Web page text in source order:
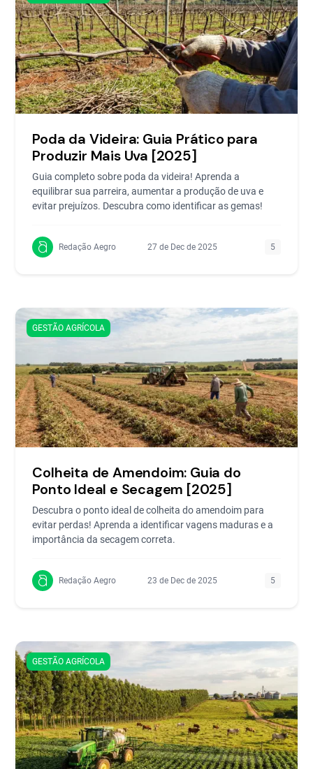
Poda da Videira: Guia Prático para
Produzir Mais Uva [2025]
Guia completo sobre poda da videira! Aprenda a
equilibrar sua parreira, aumentar a produção de uva e
evitar prejuízos. Descubra como identificar as gemas!
Redação Aegro 27 de Dec de 2025 5
GESTÃO AGRÍCOLA
Colheita de Amendoim: Guia do
Ponto Ideal e Secagem [2025]
Descubra o ponto ideal de colheita do amendoim para
evitar perdas! Aprenda a identificar vagens maduras e a
importância da secagem correta.
Redação Aegro 23 de Dec de 2025 5
GESTÃO AGRÍCOLA